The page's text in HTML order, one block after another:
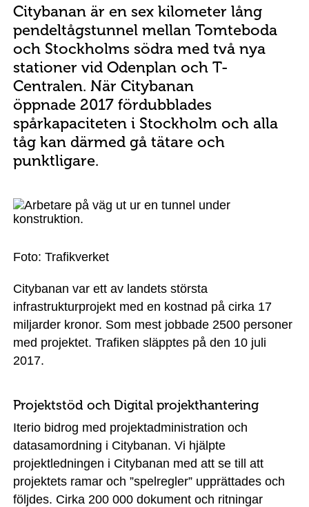
Citybanan är en sex kilometer lång
pendeltågstunnel mellan Tomteboda
och Stockholms södra med två nya
stationer vid Odenplan och T-
Centralen. När Citybanan
öppnade 2017 fördubblades
spårkapaciteten i Stockholm och alla
tåg kan därmed gå tätare och
punktligare.
Foto: Trafikverket
Citybanan var ett av landets största
infrastrukturprojekt med en kostnad på cirka 17
miljarder kronor. Som mest jobbade 2500 personer
med projektet. Trafiken släpptes på den 10 juli
2017.
Projektstöd och Digital projekthantering
Iterio bidrog med projektadministration och
datasamordning i Citybanan. Vi hjälpte
projektledningen i Citybanan med att se till att
projektets ramar och ”spelregler” upprättades och
följdes. Cirka 200 000 dokument och ritningar